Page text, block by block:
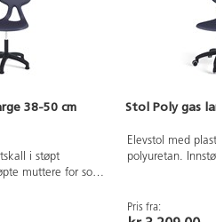
38-50 cm
i støpt
muttere for solid
Sittehøyde 38-
Stol Poly gas
Elevstol med
polyuretan.
Setebredde 44
Pris fra: